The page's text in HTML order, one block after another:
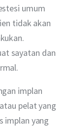
umum
tidak akan
sayatan dan
implan
pelat yang
implan yang